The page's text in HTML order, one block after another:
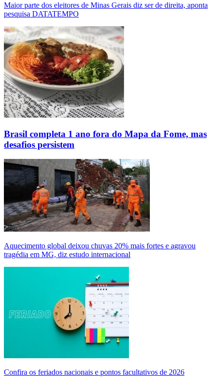
Maior parte dos eleitores de Minas Gerais diz ser de direita, aponta
pesquisa DATATEMPO
Brasil completa 1 ano fora do Mapa da Fome, mas
desafios persistem
Aquecimento global deixou chuvas 20% mais fortes e agravou
tragédia em MG, diz estudo internacional
Confira os feriados nacionais e pontos facultativos de 2026